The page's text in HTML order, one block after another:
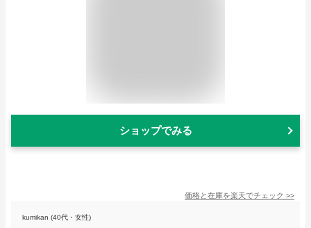
ショップでみる
価格と在庫を楽天でチェック >>
kumikan (40代・女性)